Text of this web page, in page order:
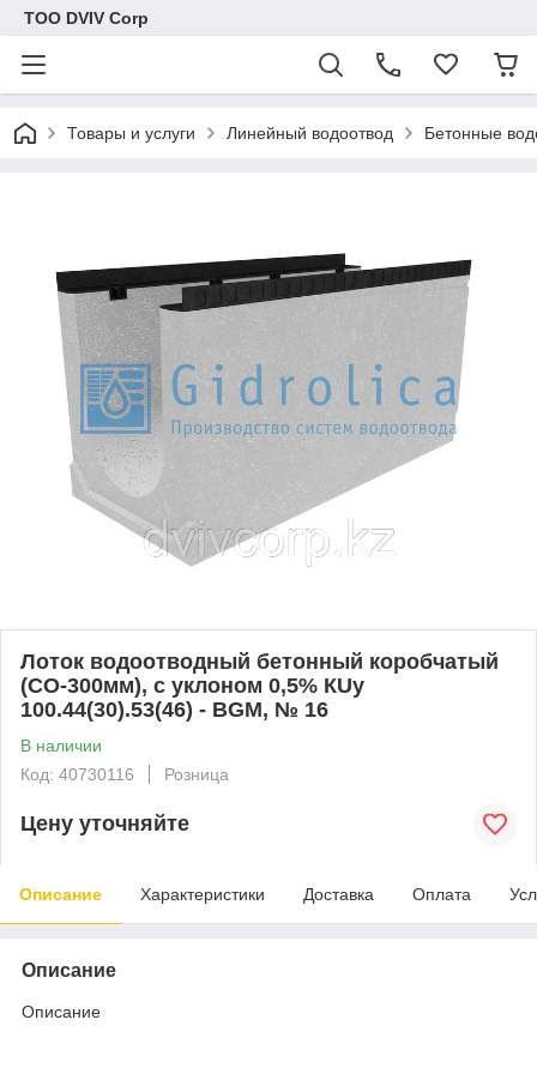
ТОО DVIV Corp
Товары и услуги Линейный водоотвод Бетонные
Лоток водоотводный бетонный коробчатый
(СО-300мм), с уклоном 0,5% КUу
100.44(30).53(46) - BGМ, № 16
В наличии
Код: 40730116
Розница
Цену уточняйте
Описание Характеристики Доставка Оплата
Описание
Описание